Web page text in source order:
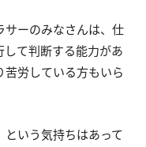
サーのみなさんは、仕
て判断する能力があ
労している方もいら
いう気持ちはあって